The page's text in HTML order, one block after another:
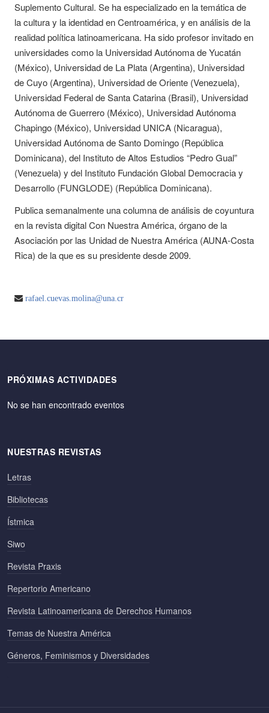
Suplemento Cultural. Se ha especializado en la temática de
la cultura y la identidad en Centroamérica, y en análisis de la
realidad política latinoamericana. Ha sido profesor invitado en
universidades como la Universidad Autónoma de Yucatán
(México), Universidad de La Plata (Argentina), Universidad
de Cuyo (Argentina), Universidad de Oriente (Venezuela),
Universidad Federal de Santa Catarina (Brasil), Universidad
Autónoma de Guerrero (México), Universidad Autónoma
Chapingo (México), Universidad UNICA (Nicaragua),
Universidad Autónoma de Santo Domingo (República
Dominicana), del Instituto de Altos Estudios “Pedro Gual”
(Venezuela) y del Instituto Fundación Global Democracia y
Desarrollo (FUNGLODE) (República Dominicana).
Publica semanalmente una columna de análisis de coyuntura
en la revista digital Con Nuestra América, órgano de la
Asociación por las Unidad de Nuestra América (AUNA-Costa
Rica) de la que es su presidente desde 2009.
rafael.cuevas.molina@una.cr
PRÓXIMAS ACTIVIDADES
No se han encontrado eventos
NUESTRAS REVISTAS
Letras
Bibliotecas
Ístmica
Siwo
Revista Praxis
Repertorio Americano
Revista Latinoamericana de Derechos Humanos
Temas de Nuestra América
Géneros, Feminismos y Diversidades